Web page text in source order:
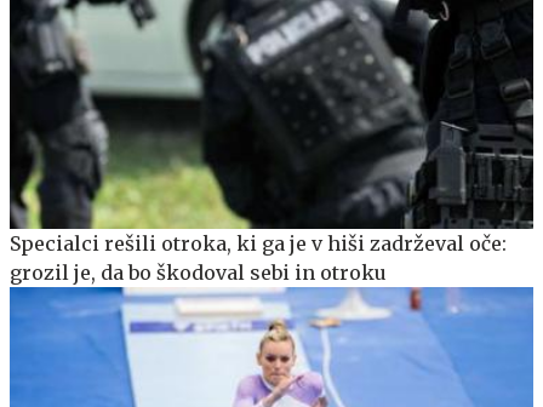
Specialci rešili otroka, ki ga je v hiši zadrževal oče:
grozil je, da bo škodoval sebi in otroku